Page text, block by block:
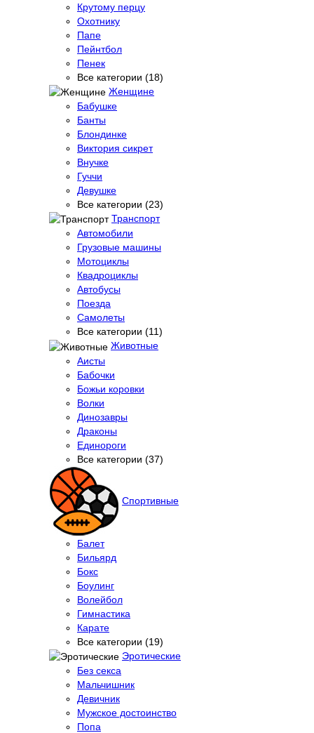
Крутому перцу
Охотнику
Папе
Пейнтбол
Пенек
Все категории (18)
Женщине
Бабушке
Банты
Блондинке
Виктория сикрет
Внучке
Гуччи
Девушке
Все категории (23)
Транспорт
Автомобили
Грузовые машины
Мотоциклы
Квадроциклы
Автобусы
Поезда
Самолеты
Все категории (11)
Животные
Аисты
Бабочки
Божьи коровки
Волки
Динозавры
Драконы
Единороги
Все категории (37)
Спортивные
Балет
Бильярд
Бокс
Боулинг
Волейбол
Гимнастика
Карате
Все категории (19)
Эротические
Без секса
Мальчишник
Девичник
Мужское достоинство
Попа